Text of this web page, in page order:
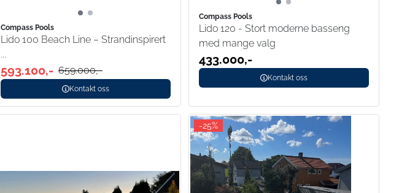
Compass Pools
Lido 100 Beach Line – Strandinspirert
...
593.100,- 659.000,-
Kontakt oss
Compass Pools
Lido 120 - Stort moderne basseng
med mange valg
433.000,-
Kontakt oss
-25%